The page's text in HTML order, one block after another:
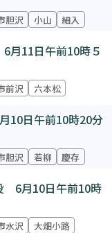
胆沢 小山 細入
月11日午前10時５
前沢 六本松
10日午前10時20分
胆沢 若柳 慶存
6月10日午前10時
水沢 大畑小路